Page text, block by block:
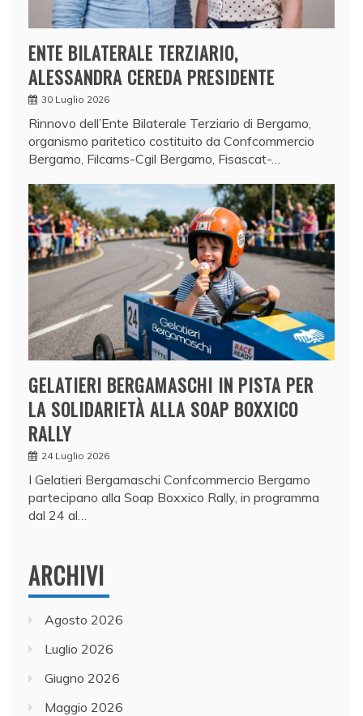
ENTE BILATERALE TERZIARIO,
ALESSANDRA CEREDA PRESIDENTE
30 Luglio 2026
Rinnovo dell’Ente Bilaterale Terziario di Bergamo,
organismo paritetico costituito da Confcommercio
Bergamo, Filcams-Cgil Bergamo, Fisascat-…
GELATIERI BERGAMASCHI IN PISTA PER
LA SOLIDARIETÀ ALLA SOAP BOXXICO
RALLY
24 Luglio 2026
I Gelatieri Bergamaschi Confcommercio Bergamo
partecipano alla Soap Boxxico Rally, in programma
dal 24 al…
ARCHIVI
Agosto 2026
Luglio 2026
Giugno 2026
Maggio 2026